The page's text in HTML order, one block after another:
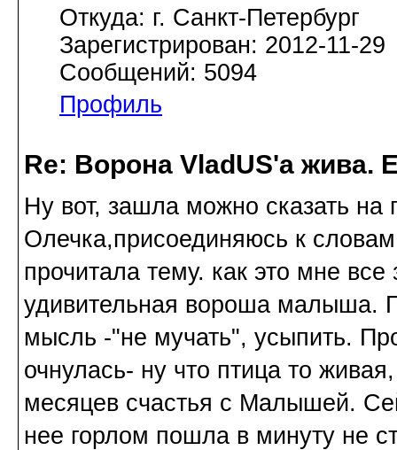
Откуда: г. Санкт-Петербург
Зарегистрирован: 2012-11-29
Сообщений: 5094
Профиль
Re: Ворона VladUS'а жива.
Ну вот, зашла можно сказать на
Олечка,присоединяюсь к
прочитала тему. как это мне
удивительная вороша малыша.
мысль -"не мучать", усыпить.
очнулась- ну что птица то
месяцев счастья с Малышей.
нее горлом пошла в минуту не